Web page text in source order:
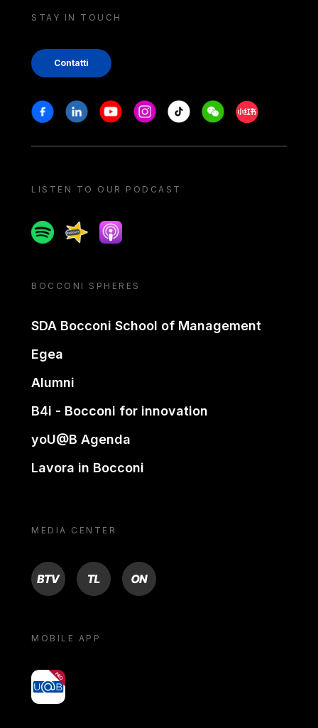
STAY IN TOUCH
Contatti
Stay in touch
FacebookLinkedinYoutubeInstagram
Tiktok WeechatXiaohongshu/
LISTEN TO OUR PODCAST
SpotifySpreakerApple podcast
BOCCONI SPHERES
SDA Bocconi School of Management
Egea
Alumni
B4i - Bocconi for innovation
yoU@B Agenda
Lavora in Bocconi
MEDIA CENTER
BTV TL ON
MOBILE APP
yoU@B